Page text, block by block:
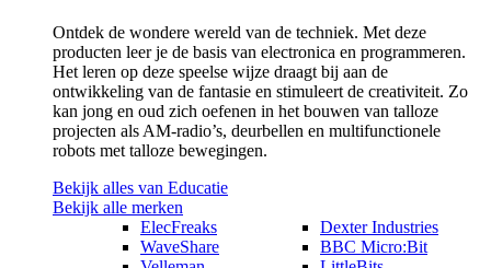
Ontdek de wondere wereld van de techniek. Met deze
producten leer je de basis van electronica en programmeren.
Het leren op deze speelse wijze draagt bij aan de
ontwikkeling van de fantasie en stimuleert de creativiteit. Zo
kan jong en oud zich oefenen in het bouwen van talloze
projecten als AM-radio’s, deurbellen en multifunctionele
robots met talloze bewegingen.
Bekijk alles van Educatie
Bekijk alle merken
ElecFreaks
WaveShare
Dexter Industries
BBC Micro:Bit